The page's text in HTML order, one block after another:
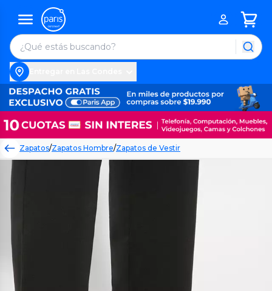
Zapatos/Zapatos Hombre/Zapatos de Vestir